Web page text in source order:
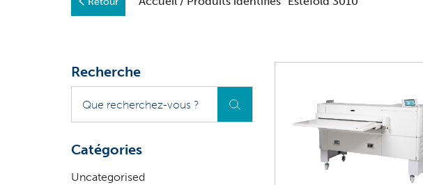
Recherche
recherchez-
vous
Catégories
Uncategorised